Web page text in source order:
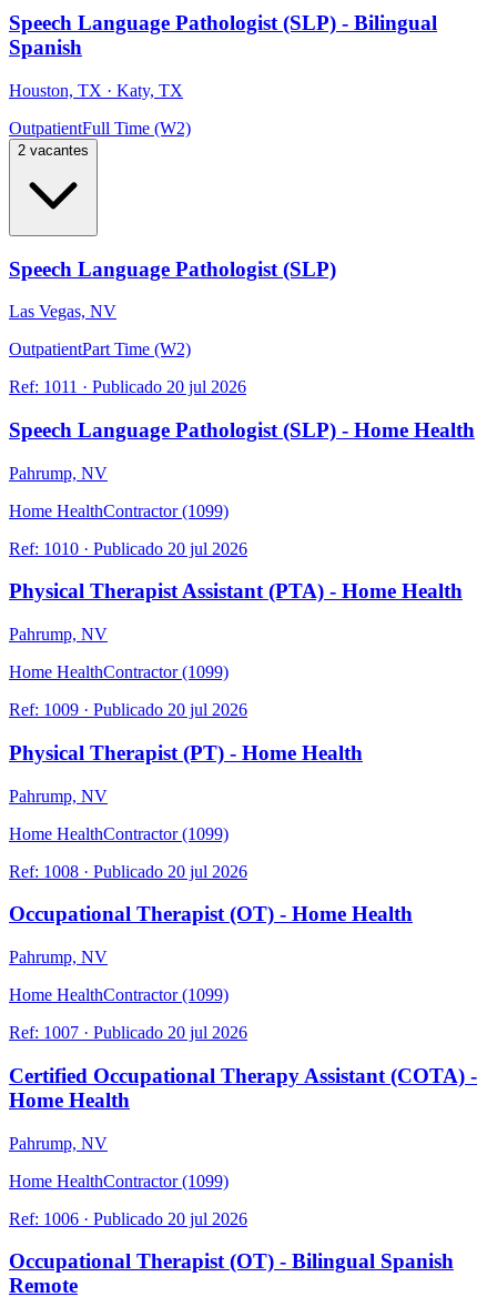
Speech Language Pathologist (SLP) - Bilingual
Spanish
Houston, TX · Katy, TX
OutpatientFull Time (W2)
2 vacantes
Speech Language Pathologist (SLP)
Las Vegas, NV
OutpatientPart Time (W2)
Ref: 1011 · Publicado 20 jul 2026
Speech Language Pathologist (SLP) - Home Health
Pahrump, NV
Home HealthContractor (1099)
Ref: 1010 · Publicado 20 jul 2026
Physical Therapist Assistant (PTA) - Home Health
Pahrump, NV
Home HealthContractor (1099)
Ref: 1009 · Publicado 20 jul 2026
Physical Therapist (PT) - Home Health
Pahrump, NV
Home HealthContractor (1099)
Ref: 1008 · Publicado 20 jul 2026
Occupational Therapist (OT) - Home Health
Pahrump, NV
Home HealthContractor (1099)
Ref: 1007 · Publicado 20 jul 2026
Certified Occupational Therapy Assistant (COTA) -
Home Health
Pahrump, NV
Home HealthContractor (1099)
Ref: 1006 · Publicado 20 jul 2026
Occupational Therapist (OT) - Bilingual Spanish
Remote